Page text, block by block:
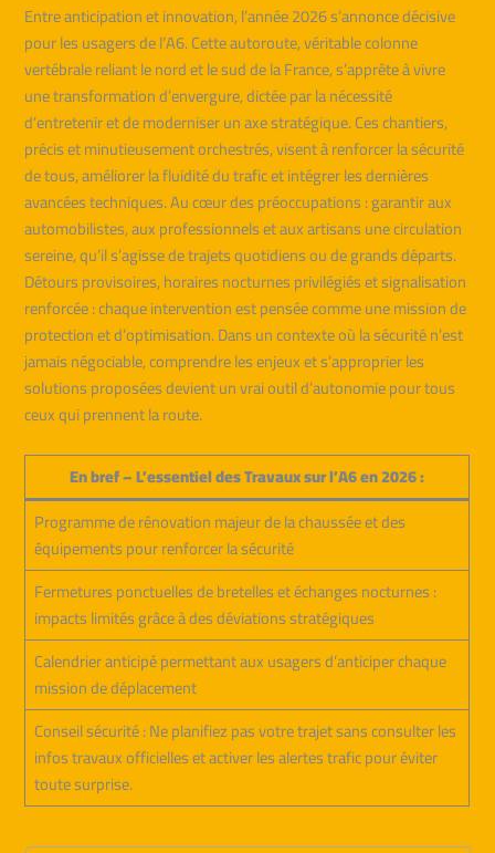
Entre anticipation et innovation, l’année 2026 s’annonce décisive
pour les usagers de l’A6. Cette autoroute, véritable colonne
vertébrale reliant le nord et le sud de la France, s’apprête à vivre
une transformation d’envergure, dictée par la nécessité
d’entretenir et de moderniser un axe stratégique. Ces chantiers,
précis et minutieusement orchestrés, visent à renforcer la sécurité
de tous, améliorer la fluidité du trafic et intégrer les dernières
avancées techniques. Au cœur des préoccupations : garantir aux
automobilistes, aux professionnels et aux artisans une circulation
sereine, qu’il s’agisse de trajets quotidiens ou de grands départs.
Détours provisoires, horaires nocturnes privilégiés et signalisation
renforcée : chaque intervention est pensée comme une mission de
protection et d’optimisation. Dans un contexte où la sécurité n’est
jamais négociable, comprendre les enjeux et s’approprier les
solutions proposées devient un vrai outil d’autonomie pour tous
ceux qui prennent la route.
En bref – L’essentiel des Travaux sur l’A6 en 2026 :
Programme de rénovation majeur de la chaussée et des
équipements pour renforcer la sécurité
Fermetures ponctuelles de bretelles et échanges nocturnes :
impacts limités grâce à des déviations stratégiques
Calendrier anticipé permettant aux usagers d’anticiper chaque
mission de déplacement
Conseil sécurité : Ne planifiez pas votre trajet sans consulter les
infos travaux officielles et activer les alertes trafic pour éviter
toute surprise.